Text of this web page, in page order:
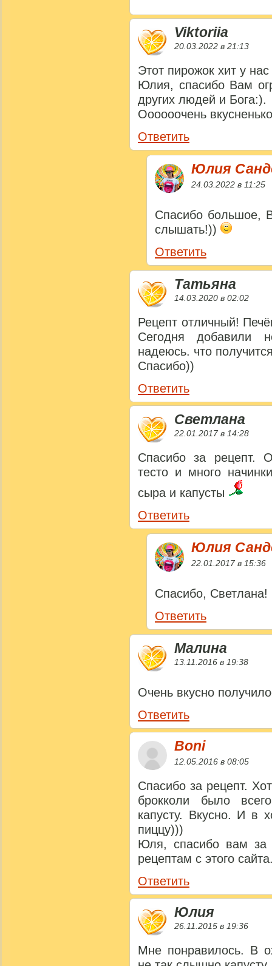
Viktoriia
20.03.2022 в 21:13
Этот пирожок хит у
Юлия, спасибо Вам
других людей и Бога:).
Оооооочень
Ответить
Юлия
24.03.2022 в 11:25
Спасибо большое,
слышать!))
Ответить
Татьяна
14.03.2020 в 02:02
Рецепт отличный!
Сегодня добавили
надеюсь. что
Спасибо))
Ответить
Светлана
22.01.2017 в 14:28
Спасибо за рецепт.
тесто и много
сыра и капусты
Ответить
Юлия
22.01.2017 в 15:36
Спасибо, Светлана!
Ответить
Малина
13.11.2016 в 19:38
Очень вкусно
Ответить
Boni
12.05.2016 в 08:05
Спасибо за рецепт.
брокколи было
капусту. Вкусно. И в
пиццу)))
Юля, спасибо вам за
рецептам с этого
Ответить
Юлия
26.11.2015 в 19:36
Мне понравилось. В